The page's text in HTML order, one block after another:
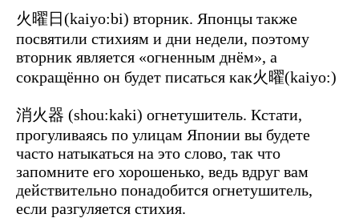
火曜日(kaiyo:bi) вторник. Японцы также
посвятили стихиям и дни недели, поэтому
вторник является «огненным днём», а
сокращённо он будет писаться как火曜(kaiyo:)
消火器 (shou:kaki) огнетушитель. Кстати,
прогуливаясь по улицам Японии вы будете
часто натыкаться на это слово, так что
запомните его хорошенько, ведь вдруг вам
действительно понадобится огнетушитель,
если разгуляется стихия.